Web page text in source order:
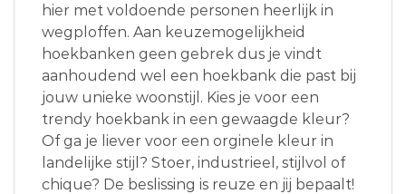
hier met voldoende personen heerlijk in
wegploffen. Aan keuzemogelijkheid
hoekbanken geen gebrek dus je vindt
aanhoudend wel een hoekbank die past bij
jouw unieke woonstijl. Kies je voor een
trendy hoekbank in een gewaagde kleur?
Of ga je liever voor een orginele kleur in
landelijke stijl? Stoer, industrieel, stijlvol of
chique? De beslissing is reuze en jij bepaalt!